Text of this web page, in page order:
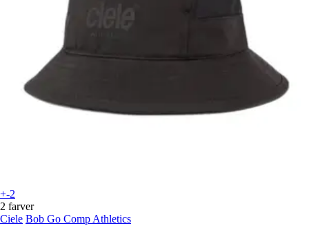
+-2
2 farver
Ciele Bob Go Comp Athletics